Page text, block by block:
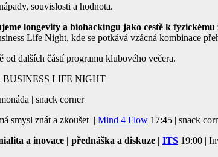
souvislosti a hodnota.
longevity a biohackingu jako cestě k
Life Night, kde se potkává vzácná kombinace
od dalších částí programu klubového večera.
LIFE NIGHT
| snack corner
smysl znát a zkoušet | Mind 4 Flow 17:45 | snack
a inovace | přednáška a diskuze | ITS 19:00 |